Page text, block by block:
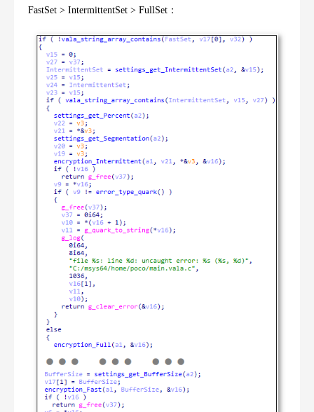
FastSet > IntermittentSet > FullSet ：